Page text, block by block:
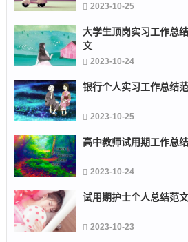
2023-10-25
大学生顶岗实习工作总
文
2023-10-24
银行个人实习工作总结
2023-10-25
高中教师试用期工作总
2023-10-24
试用期护士个人总结范文
2023-10-23